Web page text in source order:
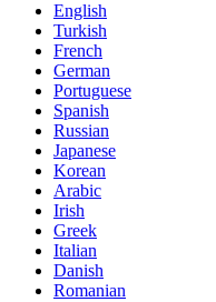
English
Turkish
French
German
Portuguese
Spanish
Russian
Japanese
Korean
Arabic
Irish
Greek
Italian
Danish
Romanian